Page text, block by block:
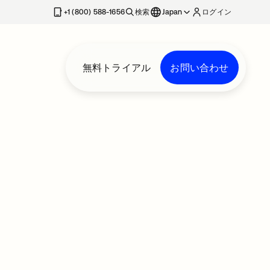
+1 (800) 588-1656 検索 Japan ログイン
無料トライアル お問い合わせ